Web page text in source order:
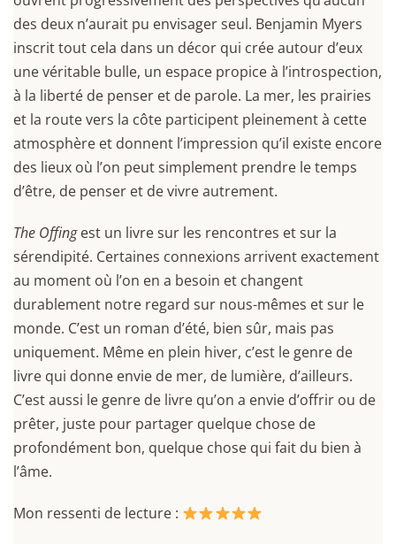
des deux n’aurait pu envisager seul. Benjamin Myers
inscrit tout cela dans un décor qui crée autour d’eux
une véritable bulle, un espace propice à l’introspection,
à la liberté de penser et de parole. La mer, les prairies
et la route vers la côte participent pleinement à cette
atmosphère et donnent l’impression qu’il existe encore
des lieux où l’on peut simplement prendre le temps
d’être, de penser et de vivre autrement.
The Offingest un livre sur les rencontres et sur la
sérendipité. Certaines connexions arrivent exactement
au moment où l’on en a besoin et changent
durablement notre regard sur nous-mêmes et sur le
monde. C’est un roman d’été, bien sûr, mais pas
uniquement. Même en plein hiver, c’est le genre de
livre qui donne envie de mer, de lumière, d’ailleurs.
C’est aussi le genre de livre qu’on a envie d’offrir ou de
prêter, juste pour partager quelque chose de
profondément bon, quelque chose qui fait du bien à
l’âme.
Mon ressenti de lecture :